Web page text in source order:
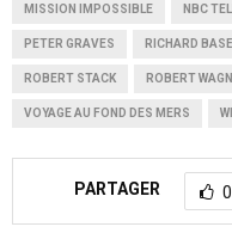
MISSION IMPOSSIBLE NBC
PETER GRAVES RICHARD
ROBERT STACK ROBERT
VOYAGE AU FOND DES MERS
PARTAGER 0